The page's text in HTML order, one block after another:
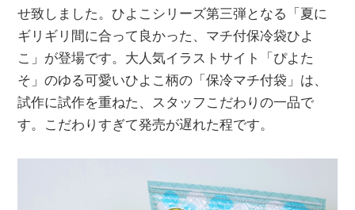
せ致しました。ひよこシリーズ第三弾となる「夏に
ギリギリ間に合って良かった、マチ付保冷袋ひよ
こ」が登場です。大人気イラストサイト「ぴよた
そ」のゆる可愛いひよこ柄の「保冷マチ付袋」は、
試作に試作を重ねた、スタッフこだわりの一品で
す。こだわりすぎて発売が遅れた程です。